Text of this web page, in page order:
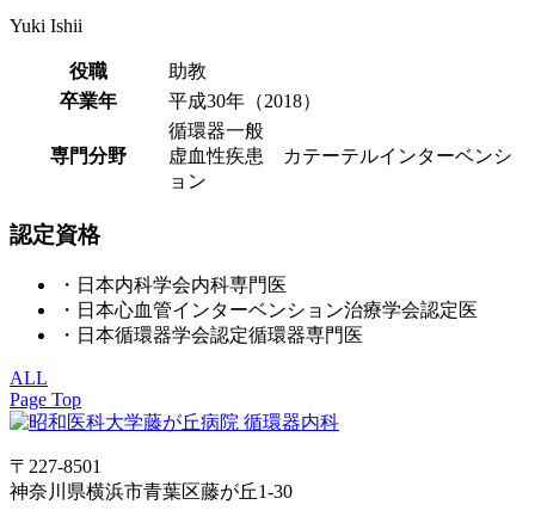
Yuki Ishii
役職
助教
卒業年
平成30年（2018）
専門分野
循環器一般
虚血性疾患 カテーテルインターベンシ
ョン
認定資格
・日本内科学会内科専門医
・日本心血管インターベンション治療学会認定医
・日本循環器学会認定循環器専門医
ALL
Page Top
〒227-8501
神奈川県横浜市青葉区藤が丘1-30